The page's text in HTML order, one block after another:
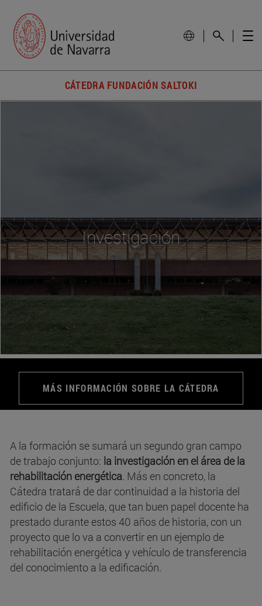
CÁTEDRA FUNDACIÓN SALTOKI
Investigación
MÁS INFORMACIÓN SOBRE LA CÁTEDRA
A la formación se sumará un segundo gran campo
de trabajo conjunto: la investigación en el área de la
rehabilitación energética. Más en concreto, la
Cátedra tratará de dar continuidad a la historia del
edificio de la Escuela, que tan buen papel docente ha
prestado durante estos 40 años de historia, con un
proyecto que lo va a convertir en un ejemplo de
rehabilitación energética y vehículo de transferencia
del conocimiento a la edificación.